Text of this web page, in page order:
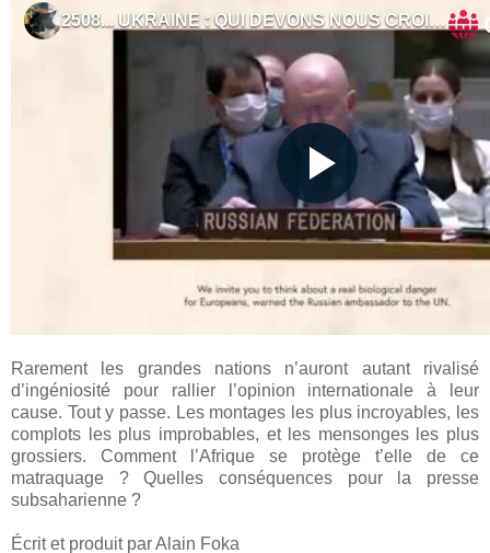
Rarement les grandes nations n’auront autant rivalisé
d’ingéniosité pour rallier l’opinion internationale à leur
cause. Tout y passe. Les montages les plus incroyables, les
complots les plus improbables, et les mensonges les plus
grossiers. Comment l’Afrique se protège t’elle de ce
matraquage ? Quelles conséquences pour la presse
subsaharienne ?
Écrit et produit par Alain Foka